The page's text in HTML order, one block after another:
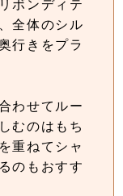
ボンディテ
全体のシル
行きをプラ
わせてルー
むのはもち
重ねてシャ
のもおすす